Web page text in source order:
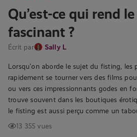
Qu’est-ce qui rend
fascinant ?
Écrit par Sally L
Lorsqu’on aborde le sujet du fisting, les
rapidement se tourner vers des films
ou vers ces impressionnants godes en
trouve souvent dans les boutiques
le fisting est aussi perçu comme un
13 355 vues